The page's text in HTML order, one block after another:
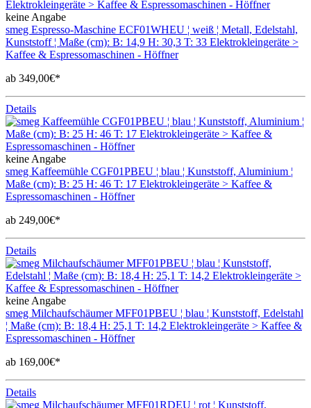
keine Angabe
smeg Espresso-Maschine ECF01WHEU ¦ weiß ¦ Metall, Edelstahl,
Kunststoff ¦ Maße (cm): B: 14,9 H: 30,3 T: 33 Elektrokleingeräte >
Kaffee & Espressomaschinen - Höffner
ab 349,00€*
Details
keine Angabe
smeg Kaffeemühle CGF01PBEU ¦ blau ¦ Kunststoff, Aluminium ¦
Maße (cm): B: 25 H: 46 T: 17 Elektrokleingeräte > Kaffee &
Espressomaschinen - Höffner
ab 249,00€*
Details
keine Angabe
smeg Milchaufschäumer MFF01PBEU ¦ blau ¦ Kunststoff, Edelstahl
¦ Maße (cm): B: 18,4 H: 25,1 T: 14,2 Elektrokleingeräte > Kaffee &
Espressomaschinen - Höffner
ab 169,00€*
Details